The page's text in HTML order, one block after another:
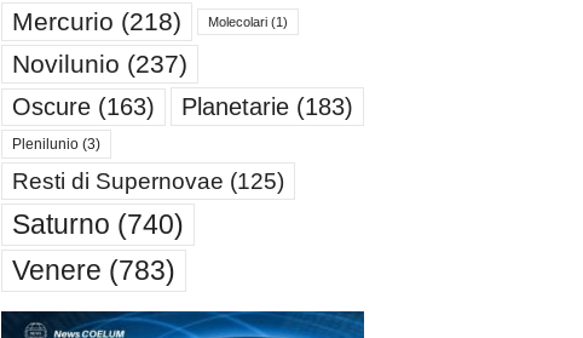
Mercurio (218) Molecolari(1)
Novilunio (237)
Oscure(163) Planetarie(183)
Plenilunio(3)
Resti di Supernovae (125)
Saturno (740)
Venere (783)